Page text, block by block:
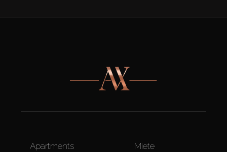
Apartments
Miete